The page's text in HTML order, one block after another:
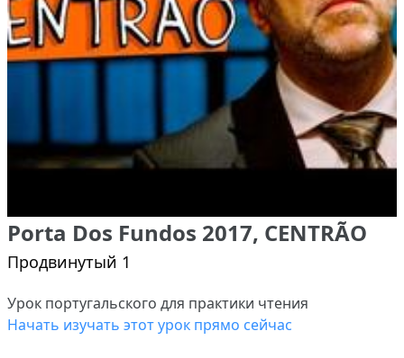
Porta Dos Fundos 2017, CENTRÃO
Продвинутый 1
Урок португальского для практики чтения
Начать изучать этот урок прямо сейчас